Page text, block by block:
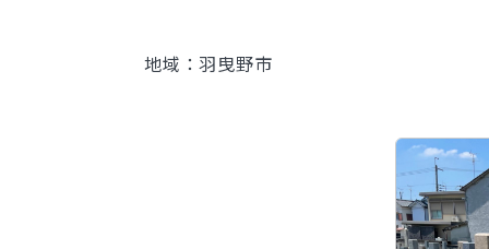
地域：羽曳野市